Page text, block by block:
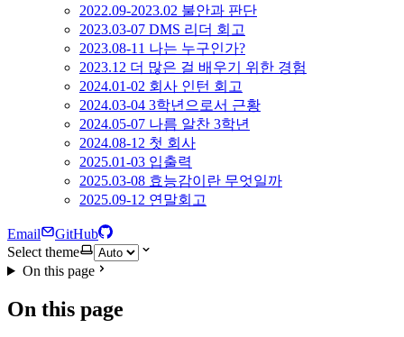
2022.09-2023.02 불안과 판단
2023.03-07 DMS 리더 회고
2023.08-11 나는 누구인가?
2023.12 더 많은 걸 배우기 위한 경험
2024.01-02 회사 인턴 회고
2024.03-04 3학년으로서 근황
2024.05-07 나름 알찬 3학년
2024.08-12 첫 회사
2025.01-03 입출력
2025.03-08 효능감이란 무엇일까
2025.09-12 연말회고
Email
GitHub
Select theme
On this page
On this page